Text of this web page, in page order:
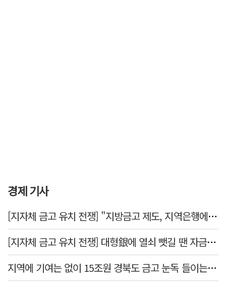
경제 기사
[지자체 금고 유치 전쟁] "지방금고 제도, 지역은행에 불리"
[지자체 금고 유치 전쟁] 대형銀에 열쇠 뺏길 땐 자금 역외 유출→재투자 선순환 붕괴
지역에 기여는 없이 15조원 경북도 금고 눈독 들이는 대형銀